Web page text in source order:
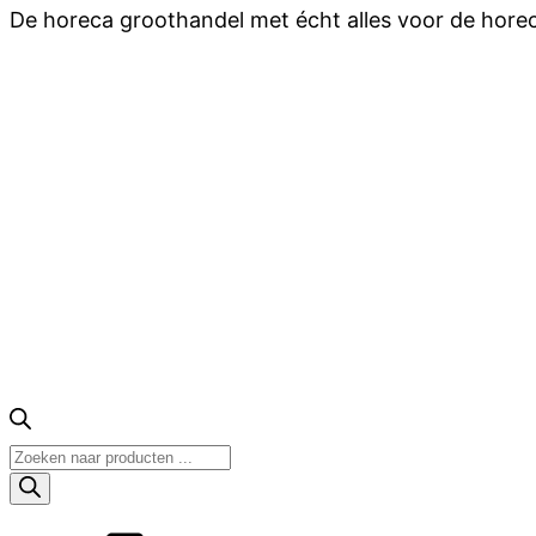
De horeca groothandel met écht alles voor de
Producten
zoeken